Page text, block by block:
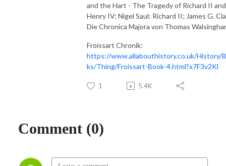
and the Hart - The Tragedy of Richard II and
Henry IV; Nigel Saul: Richard II; James G.
Die Chronica Majora von Thomas
Froissart Chronik:
https://www.allabouthistory.co.uk/History/
ks/Thing/Froissart-Book-4.html?x7F3v2Kl
1 5.4K
Comment (0)